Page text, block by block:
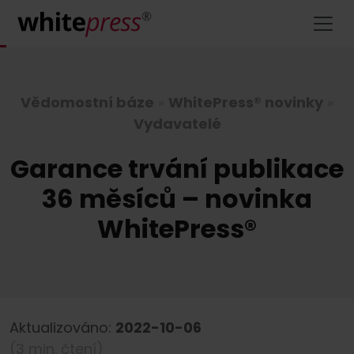
Vědomostní báze WhitePress® novinky
Vydavatelé
Garance trvání publikace
36 měsíců – novinka
WhitePress®
Aktualizováno: 2022-10-06